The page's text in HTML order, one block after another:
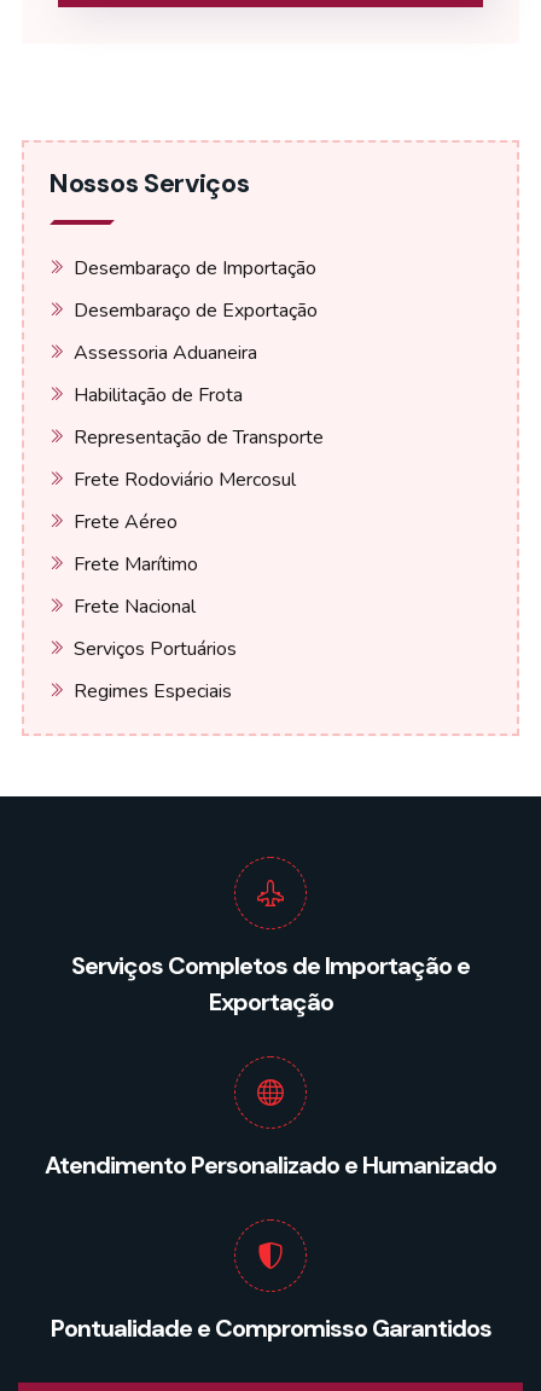
Nossos Serviços
Desembaraço de Importação
Desembaraço de Exportação
Assessoria Aduaneira
Habilitação de Frota
Representação de Transporte
Frete Rodoviário Mercosul
Frete Aéreo
Frete Marítimo
Frete Nacional
Serviços Portuários
Regimes Especiais
Serviços Completos de Importação e
Exportação
Atendimento Personalizado e Humanizado
Pontualidade e Compromisso Garantidos